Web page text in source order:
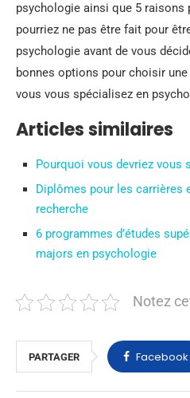
psychologie ainsi que 5 raisons
pourriez ne pas être fait pour
psychologie avant de vous
bonnes options pour choisir
vous vous spécialisez en
Articles similaires
Pourquoi vous devriez vous
Diplômes pour les carrières
recherche
6 programmes d’études
majors en psychologie
Notez
PARTAGER Facebook